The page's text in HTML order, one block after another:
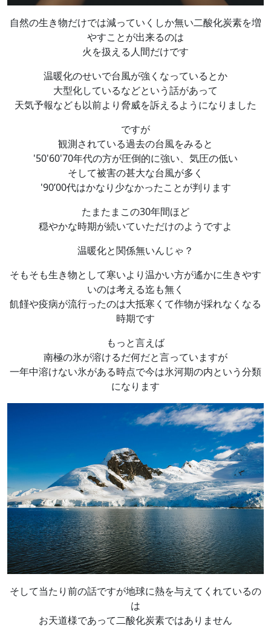
自然の生き物だけでは減っていくしか無い二酸化炭素を増
やすことが出来るのは
火を扱える人間だけです
温暖化のせいで台風が強くなっているとか
大型化しているなどという話があって
天気予報なども以前より脅威を訴えるようになりました
ですが
観測されている過去の台風をみると
'50'60'70年代の方が圧倒的に強い、気圧の低い
そして被害の甚大な台風が多く
'90’00代はかなり少なかったことが判ります
たまたまこの30年間ほど
穏やかな時期が続いていただけのようですよ
温暖化と関係無いんじゃ？
そもそも生き物として寒いより温かい方が遙かに生きやす
いのは考える迄も無く
飢饉や疫病が流行ったのは大抵寒くて作物が採れなくなる
時期です
もっと言えば
南極の氷が溶けるだ何だと言っていますが
一年中溶けない氷がある時点で今は氷河期の内という分類
になります
そして当たり前の話ですが地球に熱を与えてくれているの
は
お天道様であって二酸化炭素ではありません